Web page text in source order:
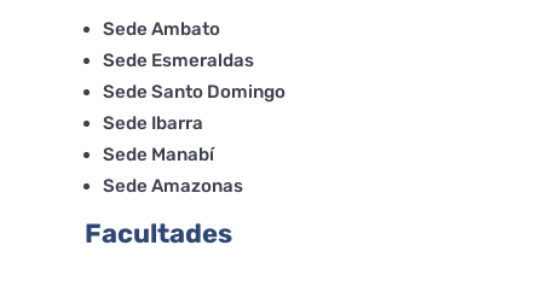
Sede Ambato
Sede Esmeraldas
Sede Santo Domingo
Sede Ibarra
Sede Manabí
Sede Amazonas
Facultades